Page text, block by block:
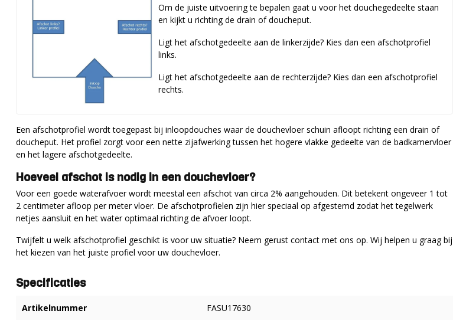
Om de juiste uitvoering te bepalen gaat u voor het douchegedeelte staan
en kijkt u richting de drain of doucheput.
Ligt het afschotgedeelte aan de linkerzijde? Kies dan een afschotprofiel
links.
Ligt het afschotgedeelte aan de rechterzijde? Kies dan een afschotprofiel
rechts.
Een afschotprofiel wordt toegepast bij inloopdouches waar de douchevloer schuin afloopt richting een drain of
doucheput. Het profiel zorgt voor een nette zijafwerking tussen het hogere vlakke gedeelte van de badkamervloer
en het lagere afschotgedeelte.
Hoeveel afschot is nodig in een douchevloer?
Voor een goede waterafvoer wordt meestal een afschot van circa 2% aangehouden. Dit betekent ongeveer 1 tot
2 centimeter afloop per meter vloer. De afschotprofielen zijn hier speciaal op afgestemd zodat het tegelwerk
netjes aansluit en het water optimaal richting de afvoer loopt.
Twijfelt u welk afschotprofiel geschikt is voor uw situatie? Neem gerust contact met ons op. Wij helpen u graag bij
het kiezen van het juiste profiel voor uw douchevloer.
Specificaties
Artikelnummer FASU17630